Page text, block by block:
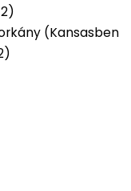
(Kansasben